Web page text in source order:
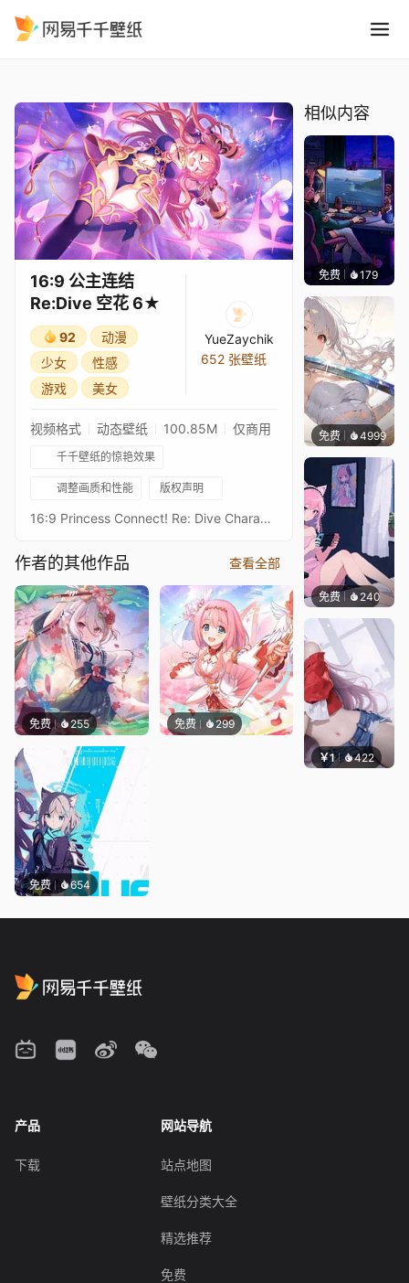
16:9 公主连结
Re:Dive 空花 6★
92
动漫
少女
性感
游戏
美女
YueZaychik
652 张壁纸
视频格式 动态壁纸 100.85M 仅商用
千千壁纸的惊艳效果
调整画质和性能 版权声明
16:9 Princess Connect! Re: Dive Character Live Wallpaperプリンセスコネクトリダイブ超异域公主连结！Re: DiveResolution: 16:9 3584 x 2016Overall Bit Rate: ≈40Mb/s ± 3Mb/s6★空花6★クウカ - KuukaAfter Waifu2x upscaling + FFmpeg frame processing21:9 3440 x 1440 Resolution：https://steamcommunity.com/sharedfiles/filedetails/?id=2802785266Princess Connect! Re: Dive 16:9 Collections：https://steamcommunity.com/sharedfiles/filedetails/?id=2134024999Princess Connect! Re: Dive 21:9 Collections：https://steamcommunity.com/sharedfiles/filedetails/?id=2137377323
作者的其他作品 查看全部
免费 255 免费 299
免费 654
相似内容
免费 179
免费 4999
免费 240好看
￥1 422渔小小
产品
下载
网站导航
站点地图
壁纸分类大全
精选推荐
免费